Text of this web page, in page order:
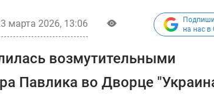
марта 2026, 13:06
на нас в
возмутительными
Павлика во Дворце